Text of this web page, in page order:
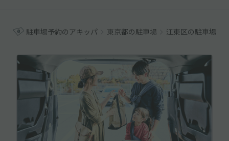
駐車場予約のアキッパ 東京都の駐車場 江東区の駐車場